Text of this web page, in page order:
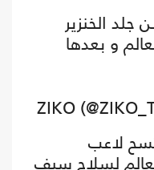
الخنزير
العالم و بعدها
لاعب
كأس العالم لسلاح سيف